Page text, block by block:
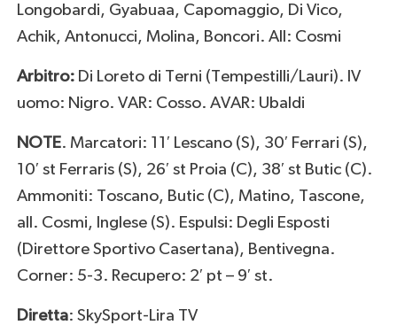
Longobardi, Gyabuaa, Capomaggio, Di Vico,
Achik, Antonucci, Molina, Boncori. All: Cosmi
Arbitro: Di Loreto di Terni (Tempestilli/Lauri). IV
uomo: Nigro. VAR: Cosso. AVAR: Ubaldi
NOTE. Marcatori: 11′ Lescano (S), 30′ Ferrari (S),
10′ st Ferraris (S), 26′ st Proia (C), 38′ st Butic (C).
Ammoniti: Toscano, Butic (C), Matino, Tascone,
all. Cosmi, Inglese (S). Espulsi: Degli Esposti
(Direttore Sportivo Casertana), Bentivegna.
Corner: 5-3. Recupero: 2′ pt – 9′ st.
Diretta: SkySport-Lira TV